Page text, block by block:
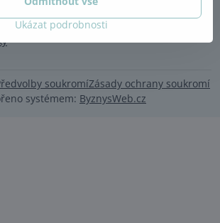
hod.
soukromíZásady ochrany soukromí
systémem: ByznysWeb.cz
Ukázat podrobnosti